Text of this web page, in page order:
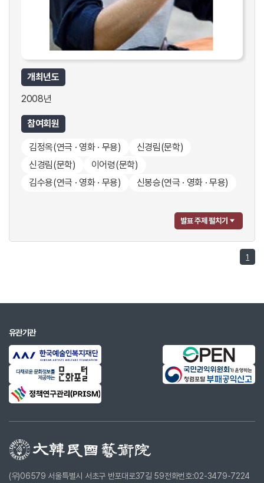
개최년도
2008년
참여회원
김정옥(연극 · 영화 · 무용) 신경림(문학)
신경림(문학) 이어령(문학)
김수용(연극 · 영화 · 무용) 신봉승(연극 · 영화 · 무용)
발표 주제 펼치기
1
유관기관
(우)06579 서울특별시 서초구 반포대로37길 59전화번호:02-3479-7224